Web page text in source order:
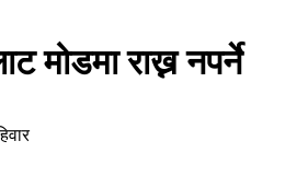
मोडमा राख्न नपर्ने